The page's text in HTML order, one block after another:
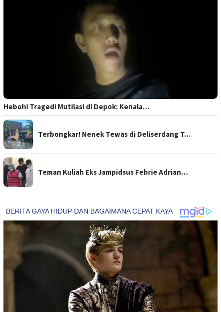
Heboh! Tragedi Mutilasi di Depok: Kenala…
Terbongkar! Nenek Tewas di Deliserdang T…
Teman Kuliah Eks Jampidsus Febrie Adrian…